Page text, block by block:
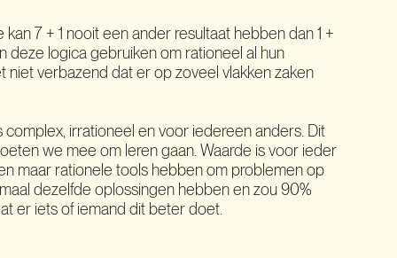
7 + 1 nooit een ander resultaat hebben dan 1 +
deze logica gebruiken om rationeel al hun
niet verbazend dat er op zoveel vlakken zaken
irrationeel en voor iedereen anders. Dit
we mee om leren gaan. Waarde is voor ieder
maar rationele tools hebben om problemen op
dezelfde oplossingen hebben en zou 90%
er iets of iemand dit beter doet.